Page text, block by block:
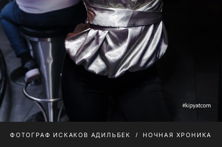
ФОТОГРАФ ИСКАКОВ АДИЛЬБЕК НОЧНАЯ ХРОНИКА